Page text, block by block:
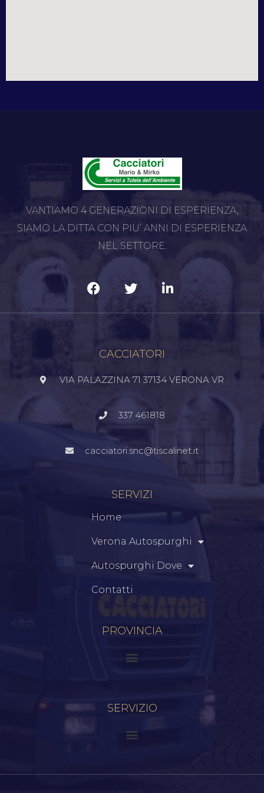
VANTIAMO 4 GENERAZIONI DI ESPERIENZA,
SIAMO LA DITTA CON PIU’ ANNI DI ESPERIENZA
NEL SETTORE.
CACCIATORI
VIA PALAZZINA 71 37134 VERONA VR
337 461818
cacciatori.snc@tiscalinet.it
SERVIZI
Home
Verona Autospurghi
Autospurghi Dove
Contatti
PROVINCIA
SERVIZIO